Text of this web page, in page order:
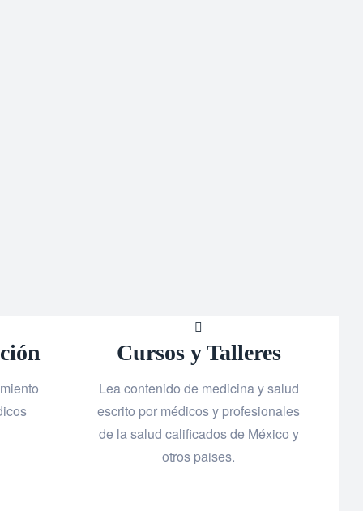
Cursos y Talleres
Lea contenido de medicina y salud
escrito por médicos y profesionales
de la salud calificados de México y
otros paises.